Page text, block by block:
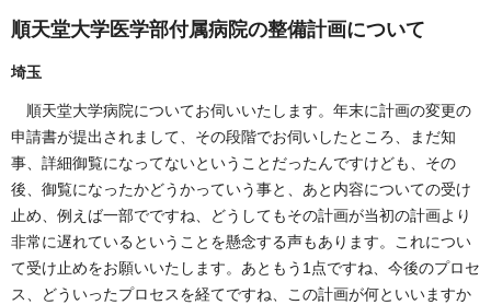
順天堂大学医学部付属病院の整備計画について
埼玉
順天堂大学病院についてお伺いいたします。年末に計画の変更の
申請書が提出されまして、その段階でお伺いしたところ、まだ知
事、詳細御覧になってないということだったんですけども、その
後、御覧になったかどうかっていう事と、あと内容についての受け
止め、例えば一部でですね、どうしてもその計画が当初の計画より
非常に遅れているということを懸念する声もあります。これについ
て受け止めをお願いいたします。あともう1点ですね、今後のプロセ
ス、どういったプロセスを経てですね、この計画が何といいますか